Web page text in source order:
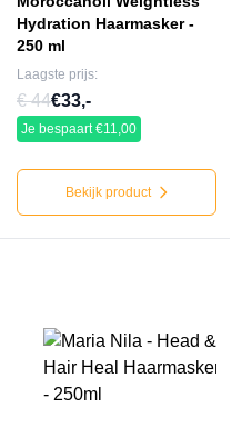
Hydration Haarmasker -
250 ml
Laagste prijs:
€ 44€33,-
Je bespaart €11,00
Bekijk product